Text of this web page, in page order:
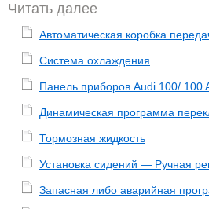
Читать далее
Автоматическая коробка
Система охлаждения
Панель приборов Audi 100/ 100
Динамическая программа
Тормозная жидкость
Установка сидений — Ручная
Запасная либо аварийная